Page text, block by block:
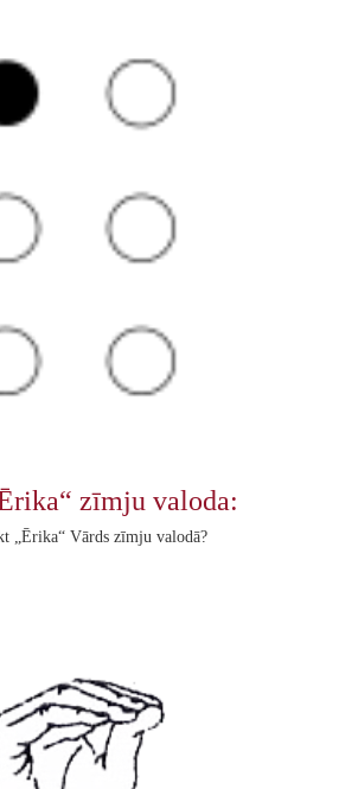
zīmju valoda:
„Ērika“ Vārds zīmju valodā?